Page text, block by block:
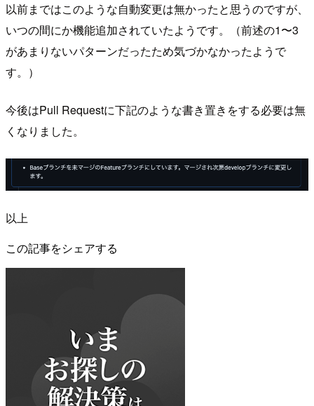
以前まではこのような自動変更は無かったと思うのですが、
いつの間にか機能追加されていたようです。（前述の1〜3
があまりないパターンだったため気づかなかったようで
す。）
今後はPull Requestに下記のような書き置きをする必要は無
くなりました。
以上
この記事をシェアする